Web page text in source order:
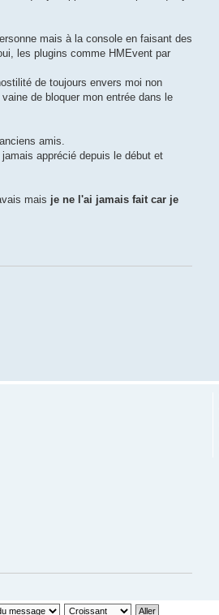
mais à la console en faisant des
les plugins comme HMEvent par
de toujours envers moi non
de bloquer mon entrée dans le
amis.
apprécié depuis le début et
mais je ne l'ai jamais fait car je